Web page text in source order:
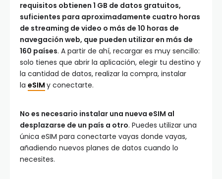
requisitos obtienen 1 GB de datos gratuitos,
suficientes para aproximadamente cuatro horas
de streaming de video o más de 10 horas de
navegación web, que pueden utilizar en más de
160 países. A partir de ahí, recargar es muy sencillo:
solo tienes que abrir la aplicación, elegir tu destino y
la cantidad de datos, realizar la compra, instalar
la eSIM y conectarte.
No es necesario instalar una nueva eSIM al
desplazarse de un país a otro. Puedes utilizar una
única eSIM para conectarte vayas donde vayas,
añadiendo nuevos planes de datos cuando lo
necesites.